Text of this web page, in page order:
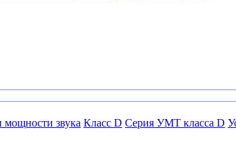
мощности звука Класс D Серия УМТ класса D